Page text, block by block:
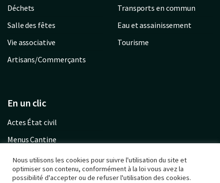
Déchets
Salle des fêtes
Vie associative
Artisans/Commerçants
Transports en commun
Eau et assainissement
Tourisme
En un clic
Actes État civil
Menus Cantine
Garderie communale
Urbanisme PLU
Nous utilisons les cookies pour suivre l'utilisation du site et
optimiser son contenu, conformément à la loi vous avez la
possibilité d'accepter ou de refuser l'utilisation des cookies.